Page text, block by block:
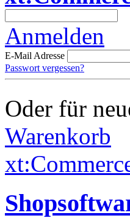
Anmelden
E-Mail Adresse
Passwort vergessen?
Oder für
Warenkorb